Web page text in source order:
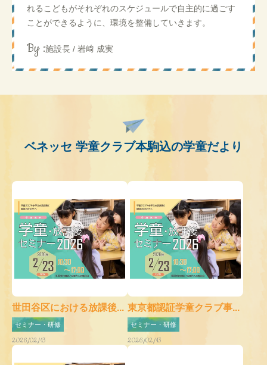
れるこどもがそれぞれのスケジュールで自主的に過ごす
ことができるように、環境を整備していきます。
By :施設長 / 岩﨑 成実
ベネッセ 学童クラブ本駒込の学童だより
世田谷区における放課後...
セミナー・研修
2026/02/13
東京都認証学童クラブ事...
セミナー・研修
2026/02/13